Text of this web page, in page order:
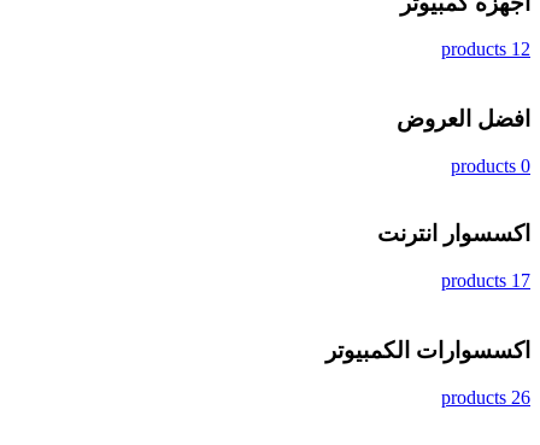
12 products
افضل العروض
0 products
اكسسوار انترنت
17 products
اكسسوارات الكمبيوتر
26 products